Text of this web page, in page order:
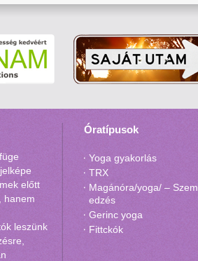
előtt
hanem
leszünk
Óratípusok
Yoga gyakorlás
TRX
Magánóra/yoga/ –
edzés
Gerinc yoga
Fittckók